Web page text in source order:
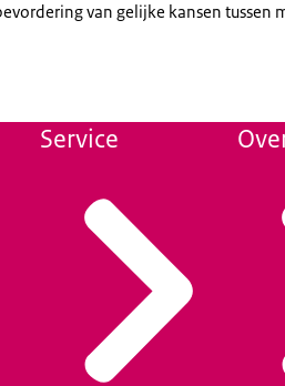
van gelijke kansen tussen
Service